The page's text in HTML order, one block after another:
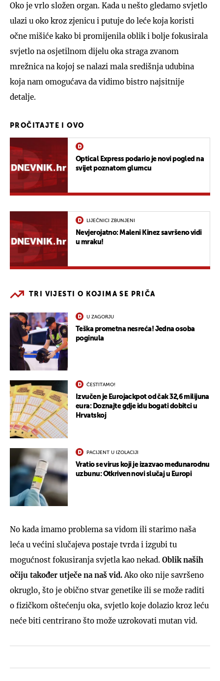
Oko je vrlo složen organ. Kada u nešto gledamo svjetlo
ulazi u oko kroz zjenicu i putuje do leće koja koristi
očne mišiće kako bi promijenila oblik i bolje fokusirala
svjetlo na osjetilnom dijelu oka straga zvanom
mrežnica na kojoj se nalazi mala središnja udubina
koja nam omogućava da vidimo bistro najsitnije
detalje.
PROČITAJTE I OVO
Optical Express podario je novi pogled na
svijet poznatom glumcu
LIJEČNICI ZBUNJENI
Nevjerojatno: Maleni Kinez savršeno vidi
u mraku!
TRI VIJESTI O KOJIMA SE PRIČA
U ZAGORJU
Teška prometna nesreća! Jedna osoba
poginula
ČESTITAMO!
Izvučen je Eurojackpot od čak 32,6 milijuna
eura: Doznajte gdje idu bogati dobitci u
Hrvatskoj
PACIJENT U IZOLACIJI
Vratio se virus koji je izazvao međunarodnu
uzbunu: Otkriven novi slučaj u Europi
No kada imamo problema sa vidom ili starimo naša
leća u većini slučajeva postaje tvrda i izgubi tu
mogućnost fokusiranja svjetla kao nekad. Oblik naših
očiju također utječe na naš vid. Ako oko nije savršeno
okruglo, što je obično stvar genetike ili se može raditi
o fizičkom oštećenju oka, svjetlo koje dolazio kroz leću
neće biti centrirano što može uzrokovati mutan vid.